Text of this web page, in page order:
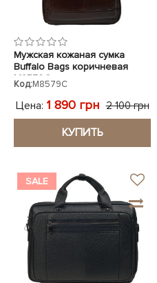
Мужская кожаная сумка
Buffalo Bags коричневая
M8579C
Код:M8579C
Цена: 1 890 грн 2 100 грн
КУПИТЬ
SALE